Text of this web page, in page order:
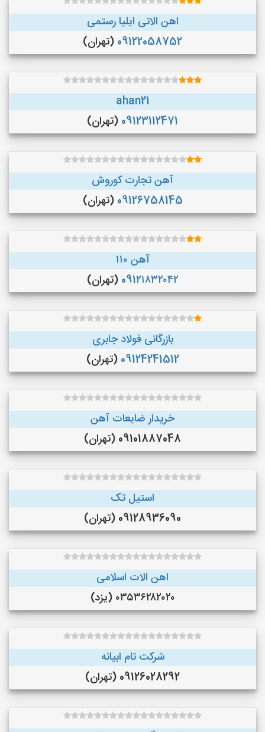
اهن الاتی ایلیا رستمی
09122058752 (تهران)
ahan21
09123112471 (تهران)
آهن تجارت کوروش
09126758145 (تهران)
آهن ۱۱۰
091۲۱۸۳۲۰۴۲ (تهران)
بازرگانی فولاد جابری
09124241512 (تهران)
خریدار ضایعات آهن
09101887048 (تهران)
استیل تک
09128936090 (تهران)
اهن الات اسلامی
۰۳۵۳۶۲۸۲۰۲۰ (یزد)
شرکت تام ابیانه
09126028292 (تهران)